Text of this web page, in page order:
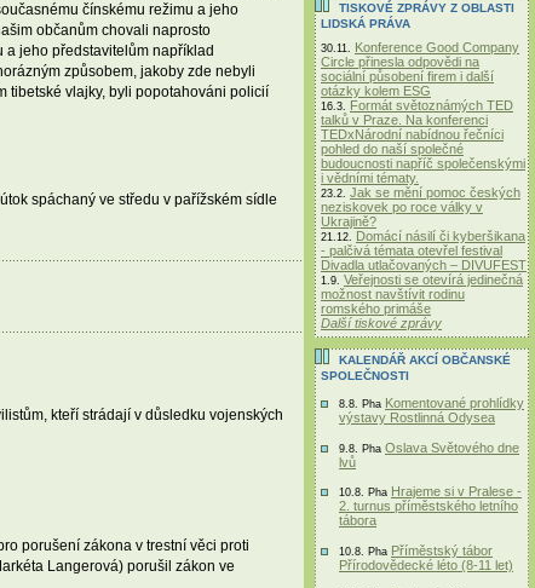
čínskému režimu a jeho
občanům chovali naprosto
a jeho představitelům například
způsobem, jakoby zde nebyli
tibetské vlajky, byli popotahováni policií
spáchaný ve středu v pařížském sídle
kteří strádají v důsledku vojenských
porušení zákona v trestní věci proti
Langerová) porušil zákon ve
TISKOVÉ ZPRÁVY Z OBLASTI
LIDSKÁ PRÁVA
30.11. Konference Good Company
Circle přinesla odpovědi na
sociální působení firem i další
otázky kolem ESG
16.3. Formát světoznámých TED
talků v Praze. Na konferenci
TEDxNárodní nabídnou řečníci
pohled do naší společné
budoucnosti napříč společenskými
i vědními tématy.
23.2. Jak se mění pomoc českých
neziskovek po roce války v
Ukrajině?
21.12. Domácí násilí či kyberšikana
- palčivá témata otevřel festival
Divadla utlačovaných – DIVUFEST
1.9. Veřejnosti se otevírá jedinečná
možnost navštívit rodinu
romského primáše
Další tiskové zprávy
KALENDÁŘ AKCÍ OBČANSKÉ
SPOLEČNOSTI
8.8. Pha Komentované prohlídky
výstavy Rostlinná Odysea
9.8. Pha Oslava Světového dne
lvů
10.8. Pha Hrajeme si v Pralese -
2. turnus příměstského letního
tábora
10.8. Pha Příměstský tábor
Přírodovědecké léto (8-11 let)